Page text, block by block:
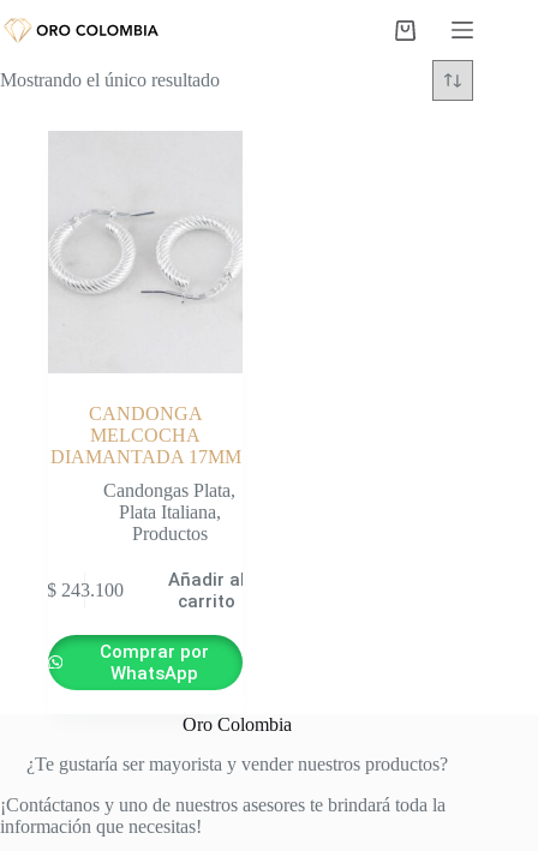
al
Carro
compra
Mostrando el único resultado
CANDONGA
MELCOCHA
DIAMANTADA 17MM
Candongas Plata,
Plata Italiana,
Productos
$243.100
Añadir al
carrito
Comprar por
WhatsApp
Oro Colombia
¿Te gustaría ser mayorista y vender nuestros productos?
¡Contáctanos y uno de nuestros asesores te brindará toda la
información que necesitas!